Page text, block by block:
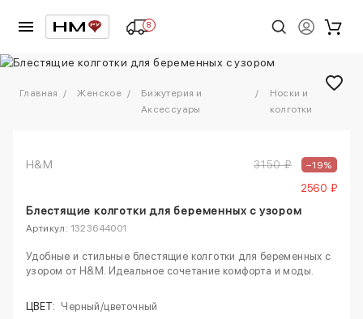
8
1/2
Главная Женское
Бижутерия и
Аксессуары
Носки и
колготки
H&M 3150 ₽ –19%
2560 ₽
Блестящие колготки для беременных с узором
Артикул: 1323644001
Удобные и стильные блестящие колготки для беременных с
узором от H&M. Идеальное сочетание комфорта и моды.
ЦВЕТ: Черный/цветочный